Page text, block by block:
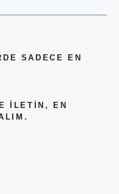
SADECE EN
İLETİN, EN